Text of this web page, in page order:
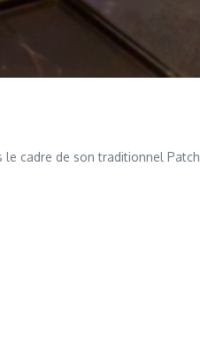
cadre de son traditionnel Patch